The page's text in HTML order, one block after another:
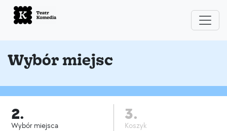
Wybór miejsc
2.
Wybór miejsca
3.
Koszyk